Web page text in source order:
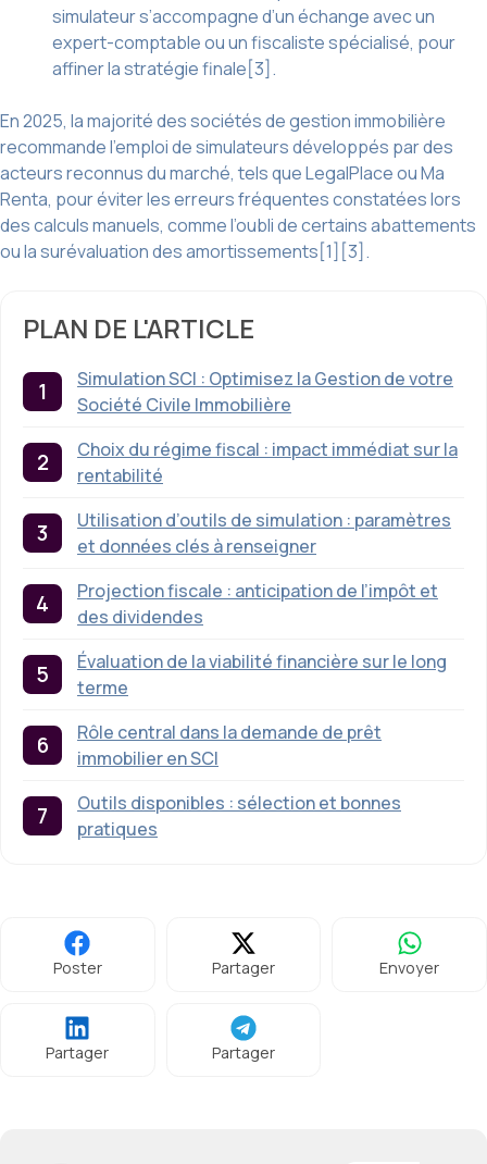
simulateur s’accompagne d’un échange avec un
expert-comptable ou un fiscaliste spécialisé, pour
affiner la stratégie finale[3].
En 2025, la majorité des sociétés de gestion immobilière
recommande l’emploi de simulateurs développés par des
acteurs reconnus du marché, tels que LegalPlace ou Ma
Renta, pour éviter les erreurs fréquentes constatées lors
des calculs manuels, comme l’oubli de certains abattements
ou la surévaluation des amortissements[1][3].
PLAN DE L'ARTICLE
Simulation SCI : Optimisez la Gestion de votre
Société Civile Immobilière
Choix du régime fiscal : impact immédiat sur la
rentabilité
Utilisation d’outils de simulation : paramètres
et données clés à renseigner
Projection fiscale : anticipation de l’impôt et
des dividendes
Évaluation de la viabilité financière sur le long
terme
Rôle central dans la demande de prêt
immobilier en SCI
Outils disponibles : sélection et bonnes
pratiques
Poster Partager Envoyer
Partager Partager